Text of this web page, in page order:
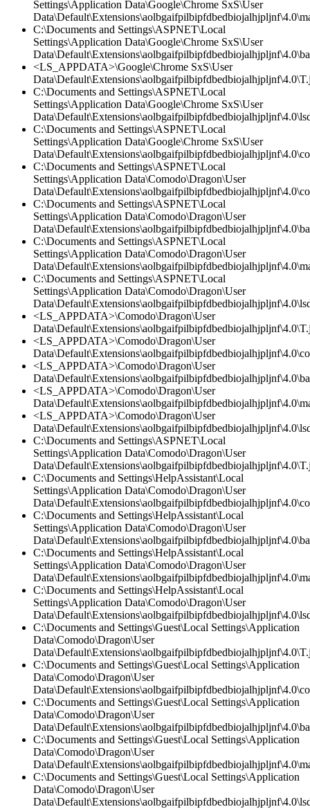
Settings\Application Data\Google\Chrome SxS\User
C:\Documents and Settings\ASPNET\Local
Settings\Application Data\Google\Chrome SxS\User
<LS_APPDATA>\Google\Chrome SxS\User
C:\Documents and Settings\ASPNET\Local
Settings\Application Data\Google\Chrome SxS\User
C:\Documents and Settings\ASPNET\Local
Settings\Application Data\Google\Chrome SxS\User
C:\Documents and Settings\ASPNET\Local
Settings\Application Data\Comodo\Dragon\User
C:\Documents and Settings\ASPNET\Local
Settings\Application Data\Comodo\Dragon\User
C:\Documents and Settings\ASPNET\Local
Settings\Application Data\Comodo\Dragon\User
C:\Documents and Settings\ASPNET\Local
Settings\Application Data\Comodo\Dragon\User
<LS_APPDATA>\Comodo\Dragon\User
<LS_APPDATA>\Comodo\Dragon\User
<LS_APPDATA>\Comodo\Dragon\User
<LS_APPDATA>\Comodo\Dragon\User
<LS_APPDATA>\Comodo\Dragon\User
C:\Documents and Settings\ASPNET\Local
Settings\Application Data\Comodo\Dragon\User
C:\Documents and Settings\HelpAssistant\Local
Settings\Application Data\Comodo\Dragon\User
C:\Documents and Settings\HelpAssistant\Local
Settings\Application Data\Comodo\Dragon\User
C:\Documents and Settings\HelpAssistant\Local
Settings\Application Data\Comodo\Dragon\User
C:\Documents and Settings\HelpAssistant\Local
Settings\Application Data\Comodo\Dragon\User
C:\Documents and Settings\Guest\Local Settings\Application
Data\Comodo\Dragon\User
C:\Documents and Settings\Guest\Local Settings\Application
Data\Comodo\Dragon\User
C:\Documents and Settings\Guest\Local Settings\Application
Data\Comodo\Dragon\User
C:\Documents and Settings\Guest\Local Settings\Application
Data\Comodo\Dragon\User
C:\Documents and Settings\Guest\Local Settings\Application
Data\Comodo\Dragon\User